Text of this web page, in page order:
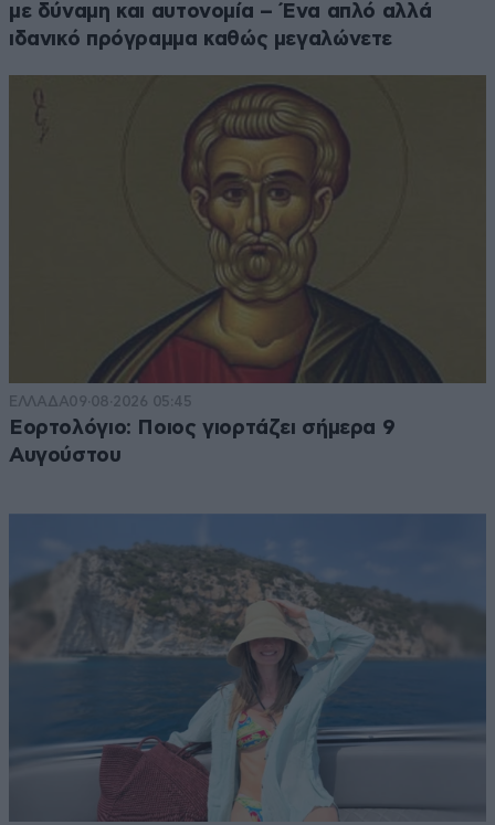
με δύναμη και αυτονομία – Ένα απλό αλλά
ιδανικό πρόγραμμα καθώς μεγαλώνετε
ΕΛΛΑΔΑ09·08·2026 05:45
Εορτολόγιο: Ποιος γιορτάζει σήμερα 9
Αυγούστου